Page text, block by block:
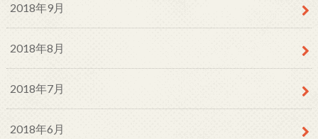
2018年9月
2018年8月
2018年7月
2018年6月